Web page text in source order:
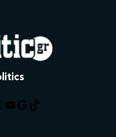
YouTube
Google
TikTok